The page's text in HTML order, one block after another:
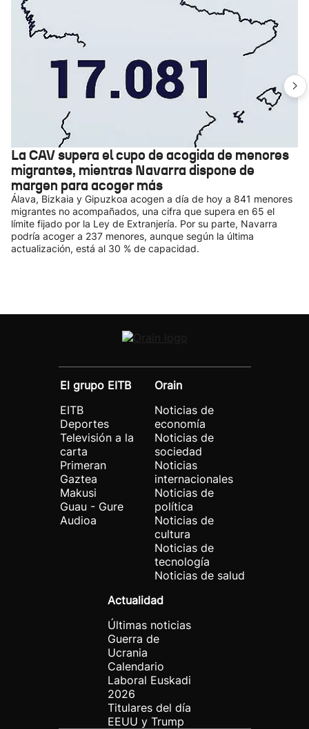
La CAV supera el cupo de acogida de menores
migrantes, mientras Navarra dispone de
margen para acoger más
Álava, Bizkaia y Gipuzkoa acogen a día de hoy a 841 menores
migrantes no acompañados, una cifra que supera en 65 el
límite fijado por la Ley de Extranjería. Por su parte, Navarra
podría acoger a 237 menores, aunque según la última
actualización, está al 30 % de capacidad.
El grupo EITB
EITB
Deportes
Televisión a la
carta
Primeran
Gaztea
Makusi
Guau - Gure
Audioa
Orain
Noticias de
economía
Noticias de
sociedad
Noticias
internacionales
Noticias de
política
Noticias de
cultura
Noticias de
tecnología
Noticias de salud
Actualidad
Últimas noticias
Guerra de
Ucrania
Calendario
Laboral Euskadi
2026
Titulares del día
EEUU y Trump